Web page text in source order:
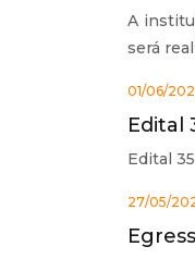
A
será
01/06/
Edital
Edital
27/05/